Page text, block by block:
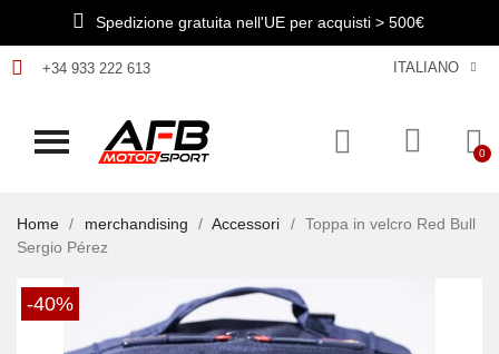
Spedizione gratuita nell'UE per acquisti > 500€
+34 933 222 613 ITALIANO
Home merchandising Accessori
Toppa in velcro Red Bull
Sergio Pérez
-40%